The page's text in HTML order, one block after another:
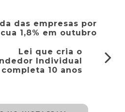
das empresas por
1,8% em outubro
Lei que cria o
Individual
completa 10 anos